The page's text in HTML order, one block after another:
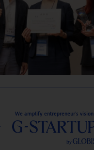
We amplify entrepreneur's vision